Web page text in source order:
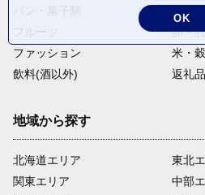
卵・乳
ファッション
米・
飲料(酒以外)
返礼
地域から探す
北海道エリア
関東エリア
東北
中部
OK